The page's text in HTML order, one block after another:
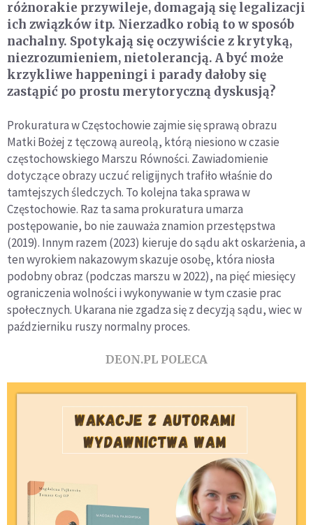
różnorakie przywileje, domagają się legalizacji
ich związków itp. Nierzadko robią to w sposób
nachalny. Spotykają się oczywiście z krytyką,
niezrozumieniem, nietolerancją. A być może
krzykliwe happeningi i parady dałoby się
zastąpić po prostu merytoryczną dyskusją?
Prokuratura w Częstochowie zajmie się sprawą obrazu
Matki Bożej z tęczową aureolą, którą niesiono w czasie
częstochowskiego Marszu Równości. Zawiadomienie
dotyczące obrazy uczuć religijnych trafiło właśnie do
tamtejszych śledczych. To kolejna taka sprawa w
Częstochowie. Raz ta sama prokuratura umarza
postępowanie, bo nie zauważa znamion przestępstwa
(2019). Innym razem (2023) kieruje do sądu akt oskarżenia, a
ten wyrokiem nakazowym skazuje osobę, która niosła
podobny obraz (podczas marszu w 2022), na pięć miesięcy
ograniczenia wolności i wykonywanie w tym czasie prac
społecznych. Ukarana nie zgadza się z decyzją sądu, wiec w
październiku ruszy normalny proces.
DEON.PL POLECA